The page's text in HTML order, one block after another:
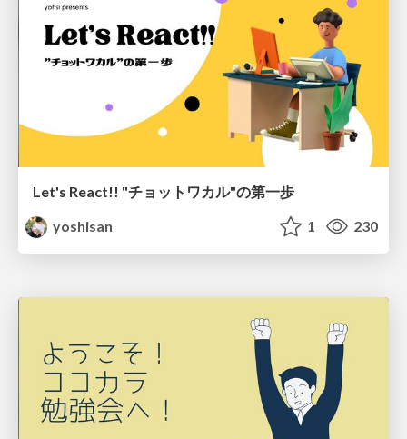
Let's React!! "チョットワカル"の第一歩
yoshisan
1 230